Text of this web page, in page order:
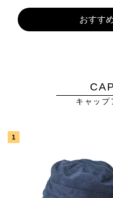
おすす
キャップ